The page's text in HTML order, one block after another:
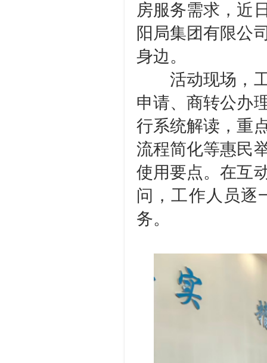
房服务需求，近
阳局集团有限公
身边。
活动现场，工
申请、商转公办
行系统解读，重
流程简化等惠民
使用要点。在互
问，工作人员逐
务。